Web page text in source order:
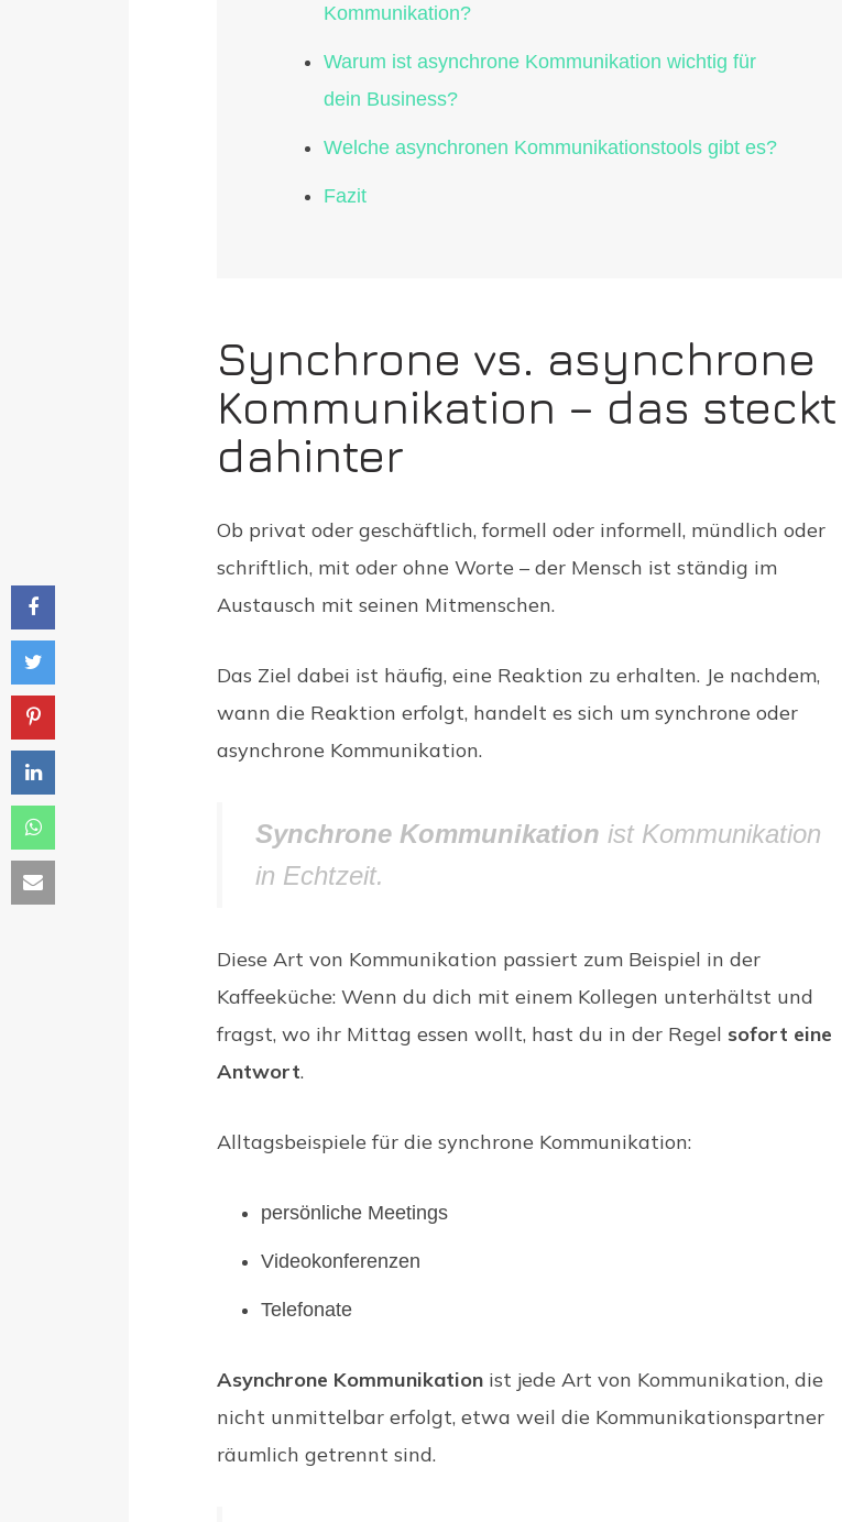
Kommunikation?
Warum ist asynchrone Kommunikation wichtig für
dein Business?
Welche asynchronen Kommunikationstools gibt es?
Fazit
Synchrone vs. asynchrone
Kommunikation – das steckt
dahinter
Ob privat oder geschäftlich, formell oder informell, mündlich oder
schriftlich, mit oder ohne Worte – der Mensch ist ständig im
Austausch mit seinen Mitmenschen.
Das Ziel dabei ist häufig, eine Reaktion zu erhalten. Je nachdem,
wann die Reaktion erfolgt, handelt es sich um synchrone oder
asynchrone Kommunikation.
Synchrone Kommunikation ist Kommunikation
in Echtzeit.
Diese Art von Kommunikation passiert zum Beispiel in der
Kaffeeküche: Wenn du dich mit einem Kollegen unterhältst und
fragst, wo ihr Mittag essen wollt, hast du in der Regel sofort eine
Antwort.
Alltagsbeispiele für die synchrone Kommunikation:
persönliche Meetings
Videokonferenzen
Telefonate
Asynchrone Kommunikation ist jede Art von Kommunikation, die
nicht unmittelbar erfolgt, etwa weil die Kommunikationspartner
räumlich getrennt sind.